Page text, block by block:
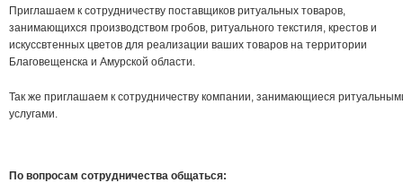
Приглашаем к сотрудничеству поставщиков ритуальных товаров,
занимающихся производством гробов, ритуального текстиля, крестов и
искуссвтенных цветов для реализации ваших товаров на территории
Благовещенска и Амурской области.
Так же приглашаем к сотрудничеству компании, занимающиеся
услугами.
По вопросам сотрудничества общаться: